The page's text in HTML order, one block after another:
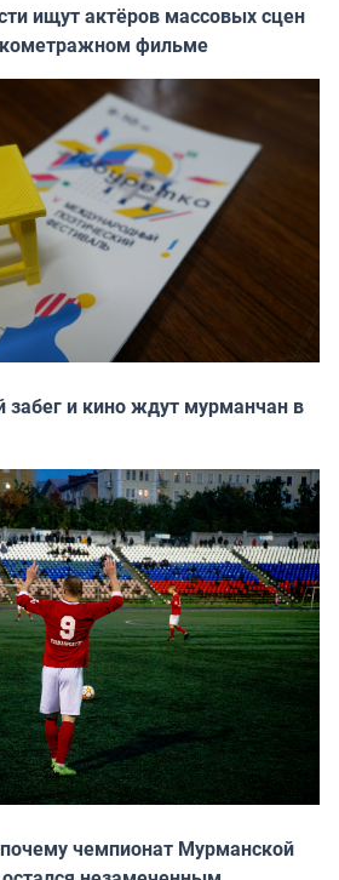
ищут актёров массовых сцен
фильме
забег и кино ждут мурманчан в
чемпионат Мурманской